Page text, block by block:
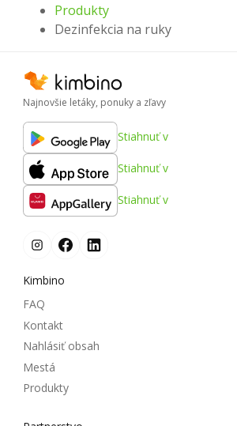
Produkty
Dezinfekcia na ruky
Najnovšie letáky, ponuky a zľavy
Stiahnuť v
Stiahnuť v
Stiahnuť v
Kimbino
FAQ
Kontakt
Nahlásiť obsah
Mestá
Produkty